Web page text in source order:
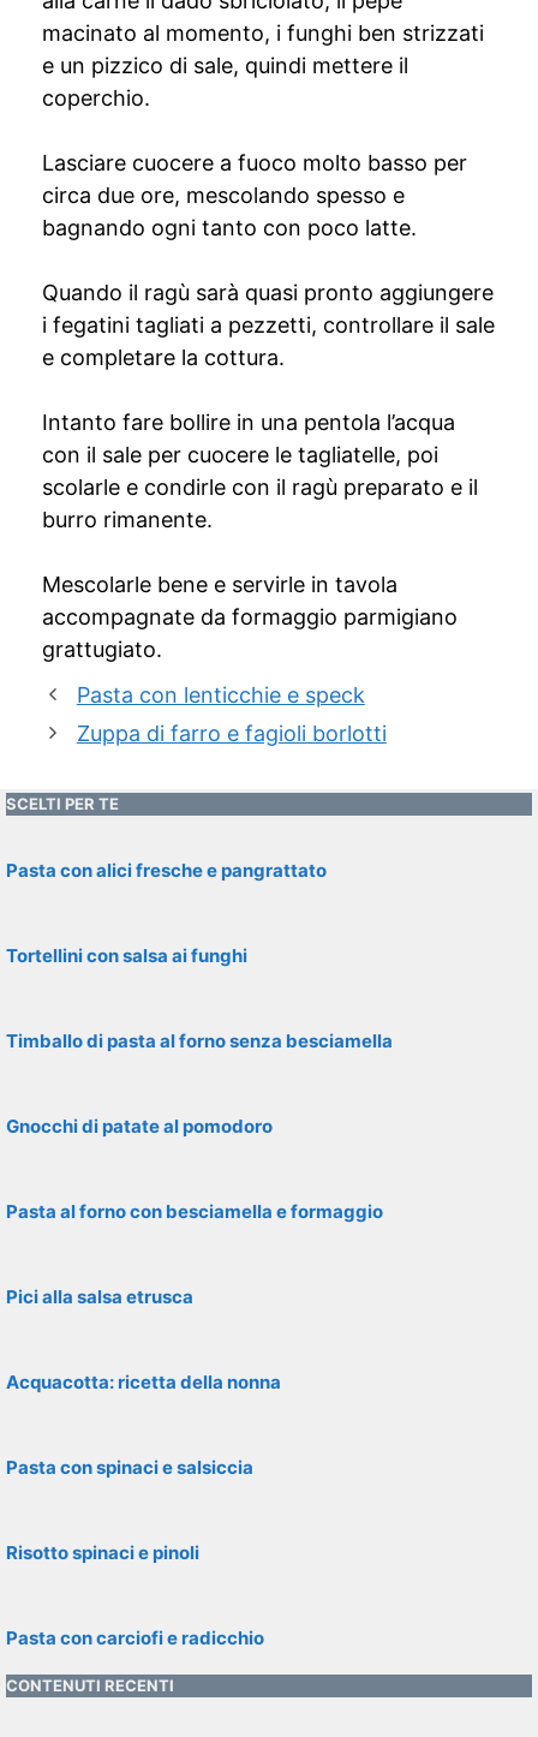
macinato al momento, i funghi ben strizzati
e un pizzico di sale, quindi mettere il
coperchio.
Lasciare cuocere a fuoco molto basso per
circa due ore, mescolando spesso e
bagnando ogni tanto con poco latte.
Quando il ragù sarà quasi pronto aggiungere
i fegatini tagliati a pezzetti, controllare il sale
e completare la cottura.
Intanto fare bollire in una pentola l’acqua
con il sale per cuocere le tagliatelle, poi
scolarle e condirle con il ragù preparato e il
burro rimanente.
Mescolarle bene e servirle in tavola
accompagnate da formaggio parmigiano
grattugiato.
Pasta con lenticchie e speck
Zuppa di farro e fagioli borlotti
SCELTI PER TE
Pasta con alici fresche e pangrattato
Tortellini con salsa ai funghi
Timballo di pasta al forno senza besciamella
Gnocchi di patate al pomodoro
Pasta al forno con besciamella e formaggio
Pici alla salsa etrusca
Acquacotta: ricetta della nonna
Pasta con spinaci e salsiccia
Risotto spinaci e pinoli
Pasta con carciofi e radicchio
CONTENUTI RECENTI